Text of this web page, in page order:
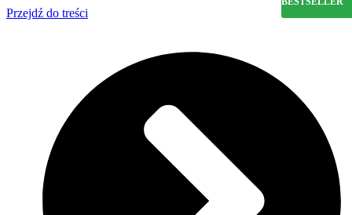
Przejdź do treści